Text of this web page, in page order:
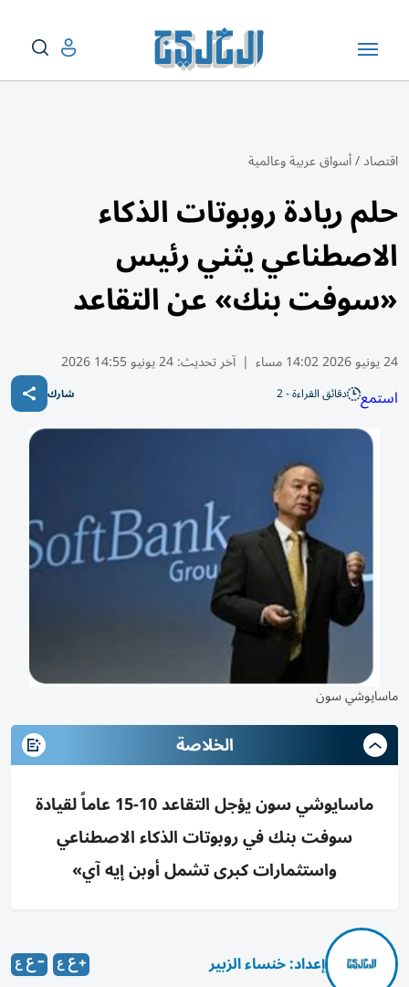
اقتصاد/أسواق عربية وعالمية
حلم ريادة روبوتات الذكاء
الاصطناعي يثني رئيس
«سوفت بنك» عن التقاعد
24 يونيو 2026 14:02 مساء | آخر تحديث:24 يونيو 14:55 2026
استمع دقائق القراءة - 2 شارك
ماسايوشي سون
الخلاصة
ماسايوشي سون يؤجل التقاعد 10-15 عاماً لقيادة
سوفت بنك في روبوتات الذكاء الاصطناعي
واستثمارات كبرى تشمل أوبن إيه آي»
إعداد: خنساء الزبير